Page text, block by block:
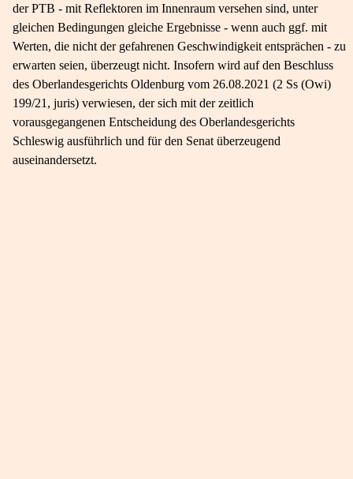
der PTB - mit Reflektoren im Innenraum versehen sind, unter
gleichen Bedingungen gleiche Ergebnisse - wenn auch ggf. mit
Werten, die nicht der gefahrenen Geschwindigkeit entsprächen - zu
erwarten seien, überzeugt nicht. Insofern wird auf den Beschluss
des Oberlandesgerichts Oldenburg vom 26.08.2021 (2 Ss (Owi)
199/21, juris) verwiesen, der sich mit der zeitlich
vorausgegangenen Entscheidung des Oberlandesgerichts
Schleswig ausführlich und für den Senat überzeugend
auseinandersetzt.